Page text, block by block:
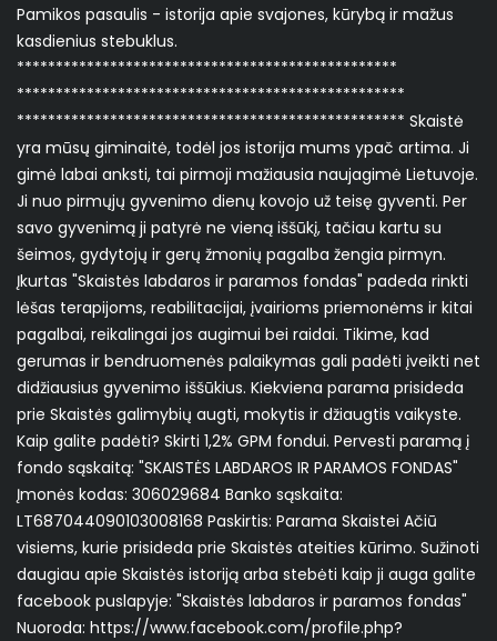
Pamikos pasaulis - istorija apie svajones, kūrybą ir mažus
kasdienius stebuklus.
*************************************************
**************************************************
************************************************** Skaistė
yra mūsų giminaitė, todėl jos istorija mums ypač artima. Ji
gimė labai anksti, tai pirmoji mažiausia naujagimė Lietuvoje.
Ji nuo pirmųjų gyvenimo dienų kovojo už teisę gyventi. Per
savo gyvenimą ji patyrė ne vieną iššūkį, tačiau kartu su
šeimos, gydytojų ir gerų žmonių pagalba žengia pirmyn.
Įkurtas "Skaistės labdaros ir paramos fondas" padeda rinkti
lėšas terapijoms, reabilitacijai, įvairioms priemonėms ir kitai
pagalbai, reikalingai jos augimui bei raidai. Tikime, kad
gerumas ir bendruomenės palaikymas gali padėti įveikti net
didžiausius gyvenimo iššūkius. Kiekviena parama prisideda
prie Skaistės galimybių augti, mokytis ir džiaugtis vaikyste.
Kaip galite padėti? Skirti 1,2% GPM fondui. Pervesti paramą į
fondo sąskaitą: "SKAISTĖS LABDAROS IR PARAMOS FONDAS"
Įmonės kodas: 306029684 Banko sąskaita:
LT687044090103008168 Paskirtis: Parama Skaistei Ačiū
visiems, kurie prisideda prie Skaistės ateities kūrimo. Sužinoti
daugiau apie Skaistės istoriją arba stebėti kaip ji auga galite
facebook puslapyje: "Skaistės labdaros ir paramos fondas"
Nuoroda: https://www.facebook.com/profile.php?